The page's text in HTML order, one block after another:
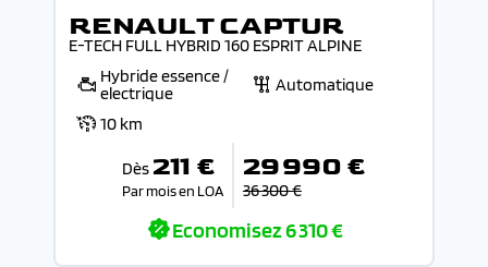
RENAULT CAPTUR
E-TECH FULL HYBRID 160 ESPRIT ALPINE
Hybride essence /
electrique
Automatique
10 km
Dès 211 €
Par mois en LOA
29 990 €
36 300 €
Economisez6 310 €